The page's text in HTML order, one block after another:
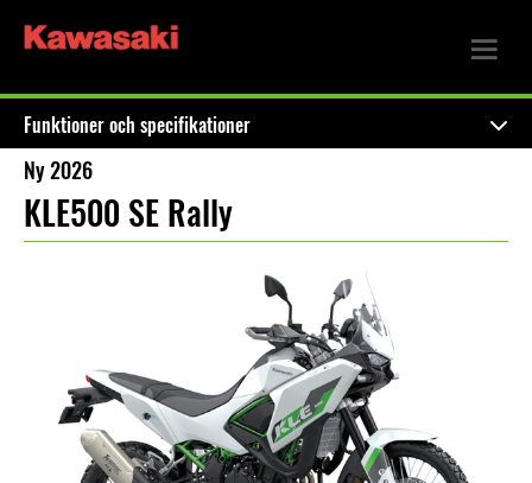
Funktioner och specifikationer
Ny 2026
KLE500 SE Rally